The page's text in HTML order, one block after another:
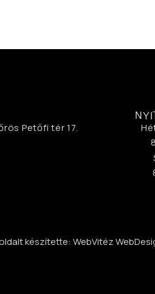
Petőfi tér 17.
készítette: WebVitéz